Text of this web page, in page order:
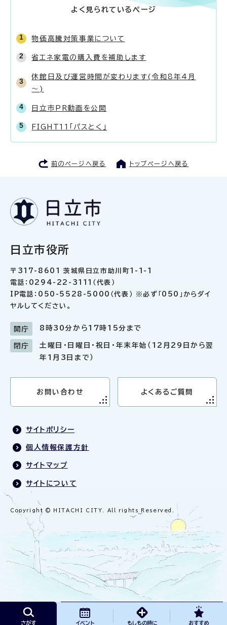
よく見られているページ
物価高騰対策事業について
省エネ家電の購入費を補助します
休館日及び運営時間が変わります(令和8年4月
～)
日立市PR動画を公開
FIGHT11「パスとく」
前のページへ戻る トップページへ戻る
さがす イベント もしもの時に おすすめ
日立市役所
〒317-8601 茨城県日立市助川町1-1-1
電話：0294-22-3111（代表）
IP電話：050-5528-5000（代表） ※必ず「050」からダイ
ヤルしてください。
開庁 8時30分から17時15分まで
閉庁
土曜日・日曜日・祝日・年末年始（12月29日から翌
年1月3日まで）
お問い合わせ よくあるご質問
サイトポリシー
個人情報保護方針
サイトマップ
サイトについて
Copyright © HITACHI CITY. All rights Reserved.